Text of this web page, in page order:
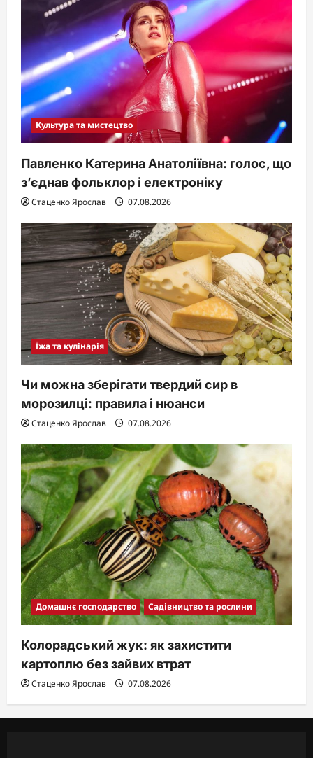
Культура та мистецтво
Павленко Катерина Анатоліївна: голос, що
з’єднав фольклор і електроніку
Стаценко Ярослав 07.08.2026
Їжа та кулінарія
Чи можна зберігати твердий сир в
морозилці: правила і нюанси
Стаценко Ярослав 07.08.2026
Домашнє господарство Садівництво та рослини
Колорадський жук: як захистити
картоплю без зайвих втрат
Стаценко Ярослав 07.08.2026